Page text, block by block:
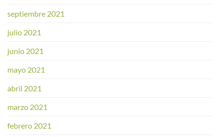
septiembre 2021
julio 2021
junio 2021
mayo 2021
abril 2021
marzo 2021
febrero 2021